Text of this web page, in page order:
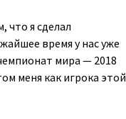
что я сделал
время у нас уже
мира — 2018
меня как игрока этой